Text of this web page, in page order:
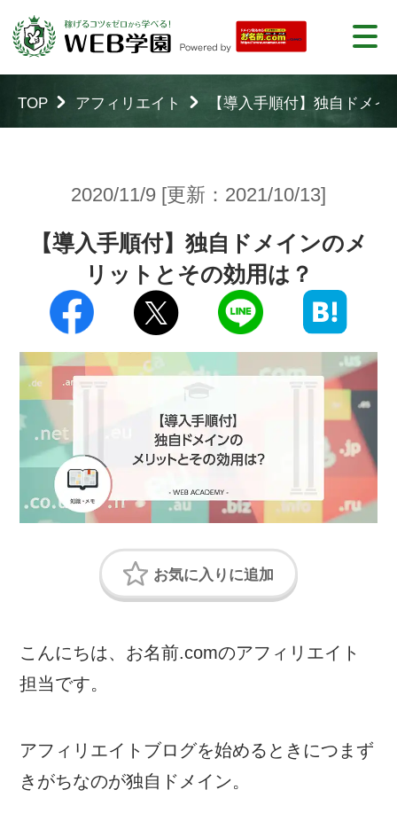
TOP アフィリエイト 【導入手順付】独自ドメ
2020/11/9 [更新：2021/10/13]
【導入手順付】独自ドメインのメ
リットとその効用は？
こんにちは、お名前.comのアフィリエイト
担当です。
アフィリエイトブログを始めるときにつまず
きがちなのが独自ドメイン。